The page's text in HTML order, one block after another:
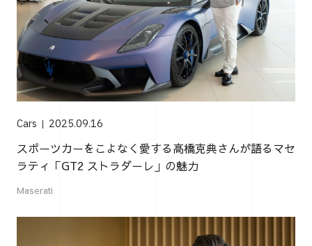
Cars 2025.09.16
スポーツカーをこよなく愛する高橋克典さんが語るマセ
ラティ「GT2 ストラダーレ」の魅力
Maserati